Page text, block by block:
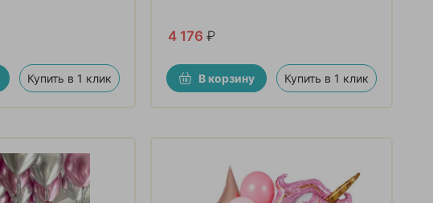
Купить в 1 клик
4 176 ₽
В корзину Купить в 1 клик